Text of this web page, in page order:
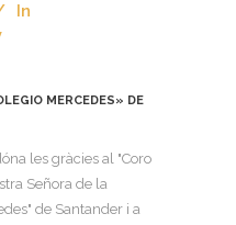
In
MERCEDES» DE
les gràcies al "Coro
Señora de la
de Santander i a